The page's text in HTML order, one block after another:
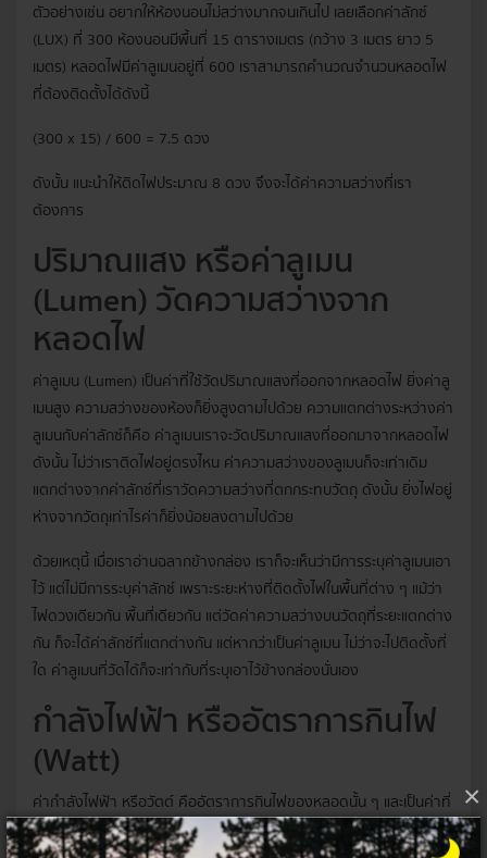
×
ตัวอย่างเช่น อยากให้ห้องนอนไม่สว่างมากจนเกินไป เลยเลือกค่าลักซ์
(LUX) ที่ 300 ห้องนอนมีพื้นที่ 15 ตารางเมตร (กว้าง 3 เมตร ยาว 5
เมตร) หลอดไฟมีค่าลูเมนอยู่ที่ 600 เราสามารถคำนวณจำนวนหลอดไฟ
ที่ต้องติดตั้งได้ดังนี้
(300 x 15) / 600 = 7.5 ดวง
ดังนั้น แนะนำให้ติดไฟประมาณ 8 ดวง จึงจะได้ค่าความสว่างที่เรา
ต้องการ
ปริมาณแสง หรือค่าลูเมน
(Lumen) วัดความสว่างจาก
หลอดไฟ
ค่าลูเมน (Lumen) เป็นค่าที่ใช้วัดปริมาณแสงที่ออกจากหลอดไฟ ยิ่งค่าลู
เมนสูง ความสว่างของห้องก็ยิ่งสูงตามไปด้วย ความแตกต่างระหว่างค่า
ลูเมนกับค่าลักซ์ก็คือ ค่าลูเมนเราจะวัดปริมาณแสงที่ออกมาจากหลอดไฟ
ดังนั้น ไม่ว่าเราติดไฟอยู่ตรงไหน ค่าความสว่างของลูเมนก็จะเท่าเดิม
แตกต่างจากค่าลักซ์ที่เราวัดความสว่างที่ตกกระทบวัตถุ ดังนั้น ยิ่งไฟอยู่
ห่างจากวัตถุเท่าไรค่าก็ยิ่งน้อยลงตามไปด้วย
ด้วยเหตุนี้ เมื่อเราอ่านฉลากข้างกล่อง เราก็จะเห็นว่ามีการระบุค่าลูเมนเอา
ไว้ แต่ไม่มีการระบุค่าลักซ์ เพราะระยะห่างที่ติดตั้งไฟในพื้นที่ต่าง ๆ แม้ว่า
ไฟดวงเดียวกัน พื้นที่เดียวกัน แต่วัดค่าความสว่างบนวัตถุที่ระยะแตกต่าง
กัน ก็จะได้ค่าลักซ์ที่แตกต่างกัน แต่หากว่าเป็นค่าลูเมน ไม่ว่าจะไปติดตั้งที่
ใด ค่าลูเมนที่วัดได้ก็จะเท่ากับที่ระบุเอาไว้ข้างกล่องนั่นเอง
กำลังไฟฟ้า หรืออัตราการกินไฟ
(Watt)
ค่ากำลังไฟฟ้า หรือวัตต์ คืออัตราการกินไฟของหลอดนั้น ๆ และเป็นค่าที่
เราคุ้นเคยกันมากที่สุด เพราะเรามักจะคุ้นชินกับการซื้อหลอด 10 วัตต์ 15